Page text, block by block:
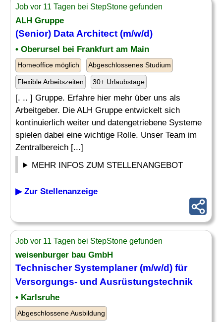
Job vor 11 Tagen bei StepStone gefunden
ALH Gruppe
(Senior) Data Architect (m/w/d)
• Oberursel bei Frankfurt am Main
Homeoffice möglich Abgeschlossenes Studium
Flexible Arbeitszeiten 30+ Urlaubstage
[. .. ] Gruppe. Erfahre hier mehr über uns als
Arbeitgeber. Die ALH Gruppe entwickelt sich
kontinuierlich weiter und datengetriebene Systeme
spielen dabei eine wichtige Rolle. Unser Team im
Zentralbereich [...]
MEHR INFOS ZUM STELLENANGEBOT
▶ Zur Stellenanzeige
Job vor 11 Tagen bei StepStone gefunden
weisenburger bau GmbH
Technischer Systemplaner (m/w/d) für
Versorgungs- und Ausrüstungstechnik
• Karlsruhe
Abgeschlossene Ausbildung